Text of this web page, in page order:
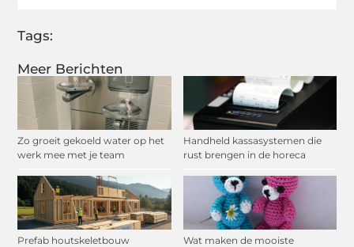
Meer Berichten
Zo groeit gekoeld water op het
werk mee met je team
Handheld kassasystemen die
rust brengen in de horeca
Prefab houtskeletbouw
Wat maken de mooiste
Tags: